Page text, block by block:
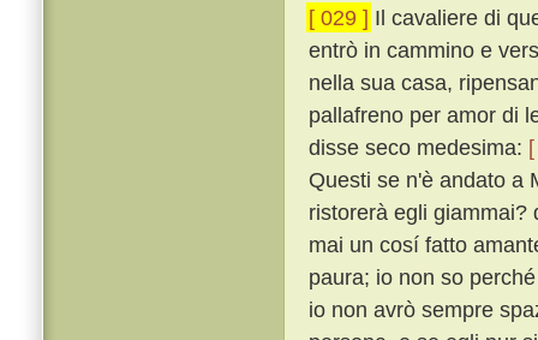
[ 029 ] Il cavaliere di
entrò in cammino e
nella sua casa,
pallafreno per amor di
disse seco medesima:
Questi se n'è andato a
ristorerà egli giammai?
mai un cosí fatto
paura; io non so
io non avrò sempre